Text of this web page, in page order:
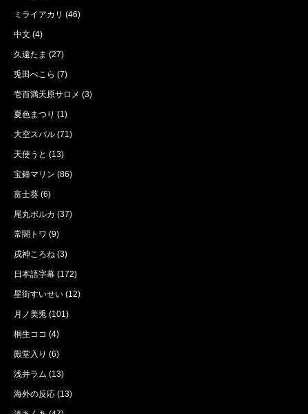
ミライアカリ (46)
中文 (4)
久遠たま (27)
兎田ぺこら (7)
壱百満天原サロメ (3)
夏色まつり (1)
大空スバル (71)
天使うと (13)
宝鐘マリン (86)
富士葵 (6)
尾丸ポルカ (37)
常闇トワ (9)
戌神ころね (3)
日本語字幕 (172)
星街すいせい (12)
月ノ美兎 (101)
桐生ココ (4)
殿堂入り (6)
浅井ラム (13)
海外の反応 (13)